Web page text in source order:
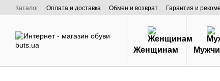
Перейти к основному контенту
Каталог Оплата и доставка Обмен и возврат Гарантия и
О нас
Женщинам